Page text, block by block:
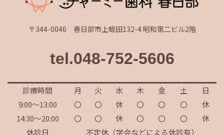
〒344-0046 春日部市上蛭田132-4 昭和第二ビル2階
tel.048-752-5606
診療時間 月 火 水 木 金 土
日
9:00～13:00
〇 〇 休 〇 〇 〇
休
14:30～20:00
〇 〇 休 〇 〇 〇
休
休診日
不定休（学会などによる休診有）